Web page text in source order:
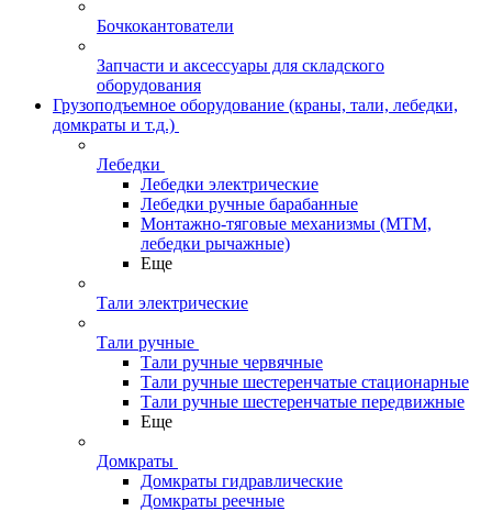
Бочкокантователи
Запчасти и аксессуары для складского
оборудования
Грузоподъемное оборудование (краны, тали, лебедки,
домкраты и т.д.)
Лебедки
Лебедки электрические
Лебедки ручные барабанные
Монтажно-тяговые механизмы (МТМ,
лебедки рычажные)
Еще
Тали электрические
Тали ручные
Тали ручные червячные
Тали ручные шестеренчатые стационарные
Тали ручные шестеренчатые передвижные
Еще
Домкраты
Домкраты гидравлические
Домкраты реечные